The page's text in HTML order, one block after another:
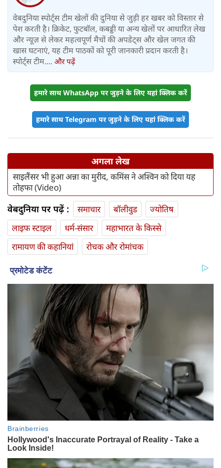
वेबदुनिया स्पोर्ट्स टीम खेलों की दुनिया से जुड़ी हर खबर को विस्तार से
पेश करती है। क्रिकेट, फुटबॉल, कबड्डी या अन्य खेलों पर आधारित लेख
और न्यूज़ से लेकर महत्वपूर्ण मैचों की अपडेट्स और खेल जगत की
खास घटनाएं, यह टीम पाठकों को पूरी जानकारी प्रदान करती है।
स्पोर्ट्स टीम.... और पढ़ें
हमारे साथ WhatsApp पर जुड़ने के लिए यहां क्लिक करें
हमारे साथ Telegram पर जुड़ने के लिए यहां क्लिक करें
अगला लेख
साइलैंसर भी हुआ अन्ना का मुरीद, कमिंस ने अश्विन को दिया यह
तोहफा (Video)
वेबदुनिया पर पढ़ें : समाचार बॉलीवुड
ज्योतिष
लाइफ स्‍टाइल
धर्म-संसार
महाभारत के किस्से
रामायण की कहानियां
रोचक और रोमांचक